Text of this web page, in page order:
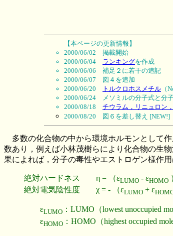
【本ページの更新情報】
2000/06/02 掲載開始
2000/06/04 ランキングを作成
2000/06/06 補足２に若干の追記
2000/06/07 図４を追加
2000/06/20
トルクロホスメチル （
2000/06/24 メソミルの分子式と分
2000/08/18 チウラム，リニュロン
2000/08/20 図６を差し替え [NEW!]
多数の化合物の中から環境ホルモンとして
数あり，例えば小林茂樹らにより化合物の生
果によれば，分子の毒性やエストロゲン様作
絶対ハードネス η = （εLUMO - εHOMO
絶対電気陰性度 χ = - （εLUMO + ε
εLUMO ：LUMO（lowest unoccupied
εHOMO ：HOMO（highest occupied